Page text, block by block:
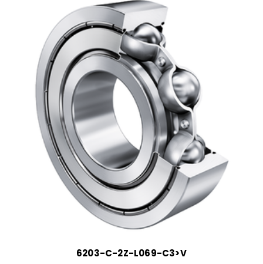
6203-C-2Z-L069-C3>V